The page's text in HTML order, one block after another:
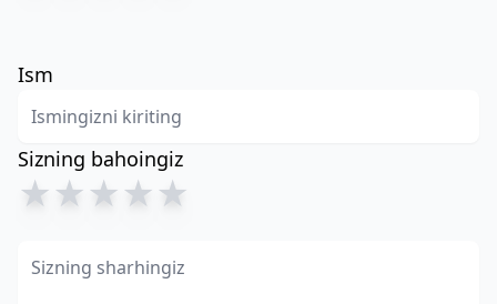
Ism
Sizning bahoingiz
★★★★★